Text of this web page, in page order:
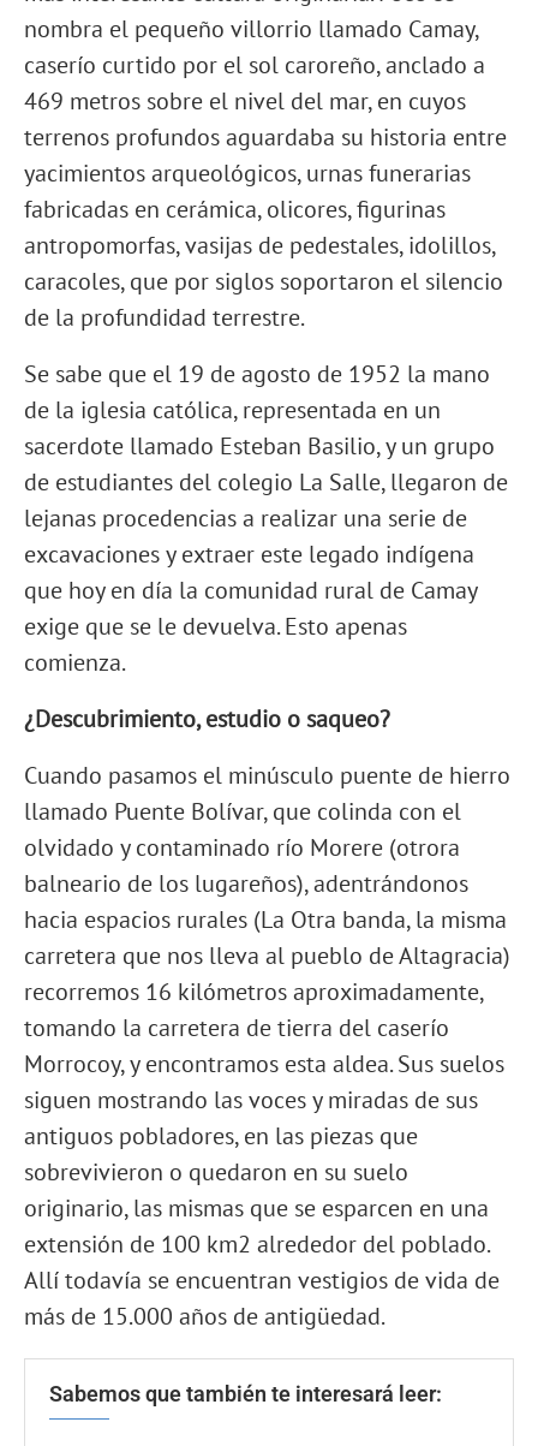
nombra el pequeño villorrio llamado Camay,
caserío curtido por el sol caroreño, anclado a
469 metros sobre el nivel del mar, en cuyos
terrenos profundos aguardaba su historia entre
yacimientos arqueológicos, urnas funerarias
fabricadas en cerámica, olicores, figurinas
antropomorfas, vasijas de pedestales, idolillos,
caracoles, que por siglos soportaron el silencio
de la profundidad terrestre.
Se sabe que el 19 de agosto de 1952 la mano
de la iglesia católica, representada en un
sacerdote llamado Esteban Basilio, y un grupo
de estudiantes del colegio La Salle, llegaron de
lejanas procedencias a realizar una serie de
excavaciones y extraer este legado indígena
que hoy en día la comunidad rural de Camay
exige que se le devuelva. Esto apenas
comienza.
¿Descubrimiento, estudio o saqueo?
Cuando pasamos el minúsculo puente de hierro
llamado Puente Bolívar, que colinda con el
olvidado y contaminado río Morere (otrora
balneario de los lugareños), adentrándonos
hacia espacios rurales (La Otra banda, la misma
carretera que nos lleva al pueblo de Altagracia)
recorremos 16 kilómetros aproximadamente,
tomando la carretera de tierra del caserío
Morrocoy, y encontramos esta aldea. Sus suelos
siguen mostrando las voces y miradas de sus
antiguos pobladores, en las piezas que
sobrevivieron o quedaron en su suelo
originario, las mismas que se esparcen en una
extensión de 100 km2 alrededor del poblado.
Allí todavía se encuentran vestigios de vida de
más de 15.000 años de antigüedad.
Sabemos que también te interesará leer: